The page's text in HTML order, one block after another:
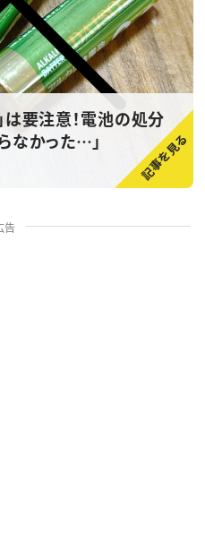
は要注意！電池の処分
なかった…」
告